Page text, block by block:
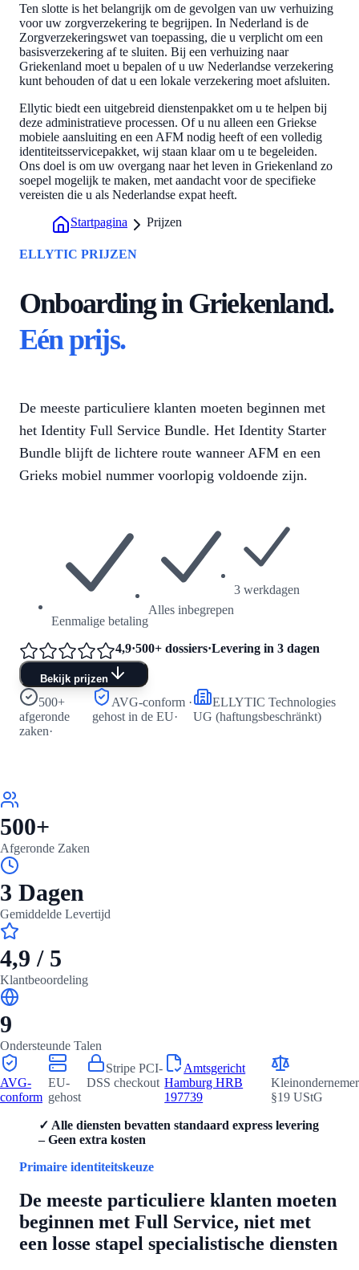
Ten slotte is het belangrijk om de gevolgen van uw verhuizing
voor uw zorgverzekering te begrijpen. In Nederland is de
Zorgverzekeringswet van toepassing, die u verplicht om een
basisverzekering af te sluiten. Bij een verhuizing naar
Griekenland moet u bepalen of u uw Nederlandse verzekering
kunt behouden of dat u een lokale verzekering moet afsluiten.
Ellytic biedt een uitgebreid dienstenpakket om u te helpen bij
deze administratieve processen. Of u nu alleen een Griekse
mobiele aansluiting en een AFM nodig heeft of een volledig
identiteitsservicepakket, wij staan klaar om u te begeleiden.
Ons doel is om uw overgang naar het leven in Griekenland zo
soepel mogelijk te maken, met aandacht voor de specifieke
vereisten die u als Nederlandse expat heeft.
Startpagina
Prijzen
ELLYTIC PRIJZEN
Onboarding in Griekenland.
Eén prijs.
De meeste particuliere klanten moeten beginnen met
het Identity Full Service Bundle. Het Identity Starter
Bundle blijft de lichtere route wanneer AFM en een
Grieks mobiel nummer voorlopig voldoende zijn.
Eenmalige betaling
Alles inbegrepen
3 werkdagen
4,9·500+ dossiers·Levering in 3 dagen
Bekijk prijzen
500+
afgeronde
zaken·
AVG-conform ·
gehost in de EU·
ELLYTIC Technologies
UG (haftungsbeschränkt)
500+
Afgeronde Zaken
3 Dagen
Gemiddelde Levertijd
4,9 / 5
Klantbeoordeling
9
Ondersteunde Talen
AVG-
conform
EU-
gehost
Stripe PCI-
DSS checkout
Amtsgericht
Hamburg HRB
197739
Kleinondernemer
§19 UStG
✓ Alle diensten bevatten standaard express levering
– Geen extra kosten
Primaire identiteitskeuze
De meeste particuliere klanten moeten
beginnen met Full Service, niet met
een losse stapel specialistische diensten